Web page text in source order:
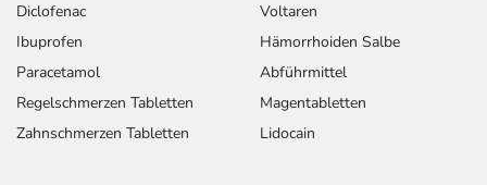
Diclofenac
Ibuprofen
Paracetamol
Regelschmerzen Tabletten
Zahnschmerzen Tabletten
Voltaren
Hämorrhoiden Salbe
Abführmittel
Magentabletten
Lidocain